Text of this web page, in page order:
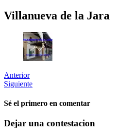
Villanueva de la Jara
Anterior
Siguiente
Sé el primero en comentar
Dejar una contestacion